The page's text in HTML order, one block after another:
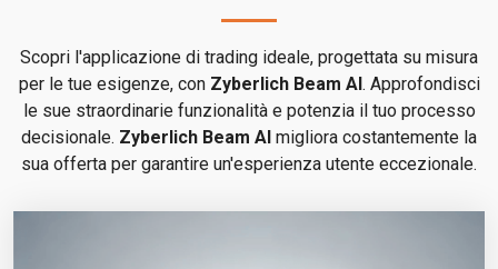
Scopri l'applicazione di trading ideale, progettata su misura
per le tue esigenze, con Zyberlich Beam AI. Approfondisci
le sue straordinarie funzionalità e potenzia il tuo processo
decisionale. Zyberlich Beam AI migliora costantemente la
sua offerta per garantire un'esperienza utente eccezionale.